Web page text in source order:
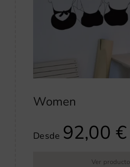
Women
Desde 92,00€
Ver producto